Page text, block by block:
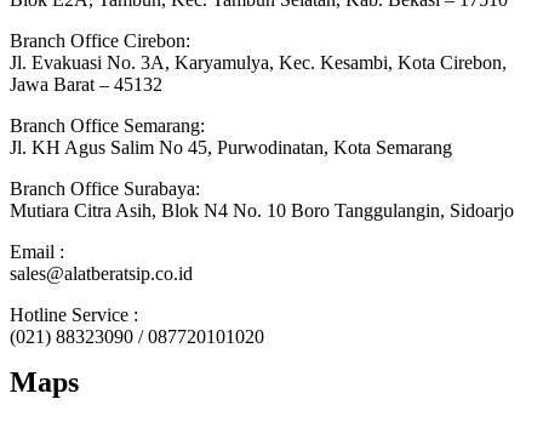
Branch Office Cirebon:
Jl. Evakuasi No. 3A, Karyamulya, Kec. Kesambi, Kota Cirebon,
Jawa Barat – 45132
Branch Office Semarang:
Jl. KH Agus Salim No 45, Purwodinatan, Kota Semarang
Branch Office Surabaya:
Mutiara Citra Asih, Blok N4 No. 10 Boro Tanggulangin, Sidoarjo
Email :
sales@alatberatsip.co.id
Hotline Service :
(021) 88323090 / 087720101020
Maps